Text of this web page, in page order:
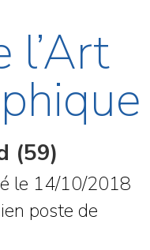
l’Art
(59)
le 14/10/2018
poste de